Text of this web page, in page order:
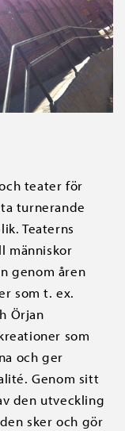
teater för
turnerande
Teaterns
människor
genom åren
som t. ex.
Örjan
som
och ger
Genom sitt
den utveckling
sker och gör